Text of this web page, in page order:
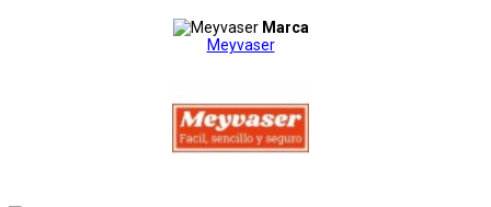
Marca
Meyvaser